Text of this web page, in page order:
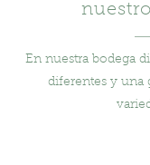
En nuestra bodega
diferentes y una